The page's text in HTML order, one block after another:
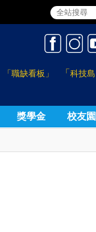
「職缺看板」 「科技島
獎學金 校友